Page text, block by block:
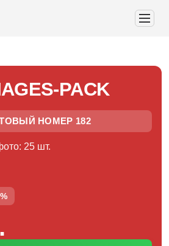
PACK
НОМЕР 182
25 шт.